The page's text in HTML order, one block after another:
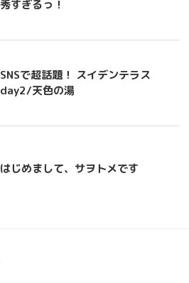
秀すぎるっ！
SNSで超話題！ スイデンテラス
day2/天色の湯
はじめまして、サヲトメです